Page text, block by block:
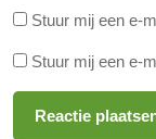
Stuur mij een e-
Stuur mij een e-